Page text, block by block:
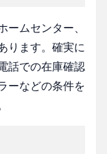
ムセンター、
ります。確実に
話での在庫確認
ーなどの条件を